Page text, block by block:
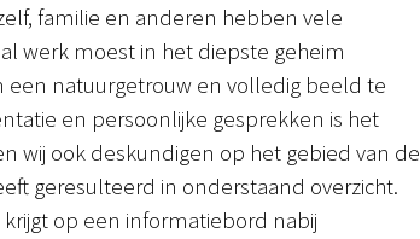
familie en anderen hebben vele
werk moest in het diepste geheim
een natuurgetrouw en volledig beeld te
en persoonlijke gesprekken is het
wij ook deskundigen op het gebied van de
geresulteerd in onderstaand overzicht.
op een informatiebord nabij